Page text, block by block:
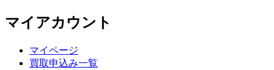
マイアカウント
マイページ
買取申込み一覧